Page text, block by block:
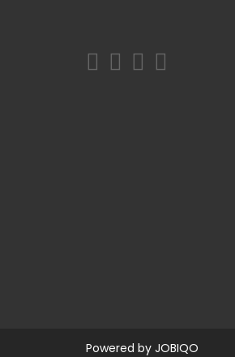
Powered by JOBIQO